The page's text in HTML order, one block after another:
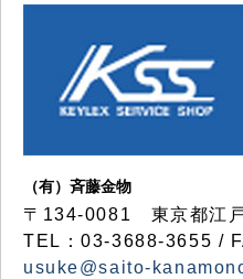
（有）斉藤金物
〒134-0081 東京都江
TEL：03-3688-3655 /
usuke@saito-